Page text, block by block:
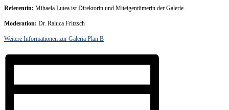
Referentin: Mihaela Lutea ist Direktorin und Miteigentümerin der Galerie.
Moderation: Dr. Raluca Fritzsch
Weitere Informationen zur Galeria Plan B